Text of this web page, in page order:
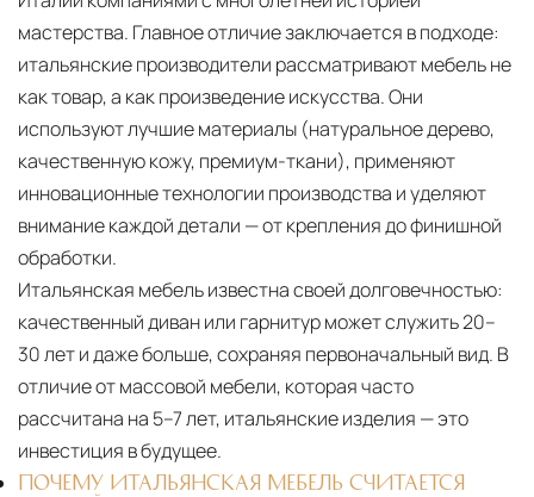
мастерства. Главное отличие заключается в подходе:
итальянские производители рассматривают мебель не
как товар, а как произведение искусства. Они
используют лучшие материалы (натуральное дерево,
качественную кожу, премиум-ткани), применяют
инновационные технологии производства и уделяют
внимание каждой детали — от крепления до финишной
обработки.
Итальянская мебель известна своей долговечностью:
качественный диван или гарнитур может служить 20–
30 лет и даже больше, сохраняя первоначальный вид. В
отличие от массовой мебели, которая часто
рассчитана на 5–7 лет, итальянские изделия — это
инвестиция в будущее.
ПОЧЕМУ ИТАЛЬЯНСКАЯ МЕБЕЛЬ СЧИТАЕТСЯ